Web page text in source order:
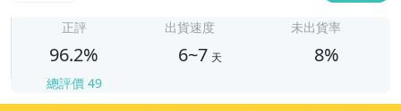
正評
96.2%
總評價 49
出貨速度
6~7 天
未出貨率
8%